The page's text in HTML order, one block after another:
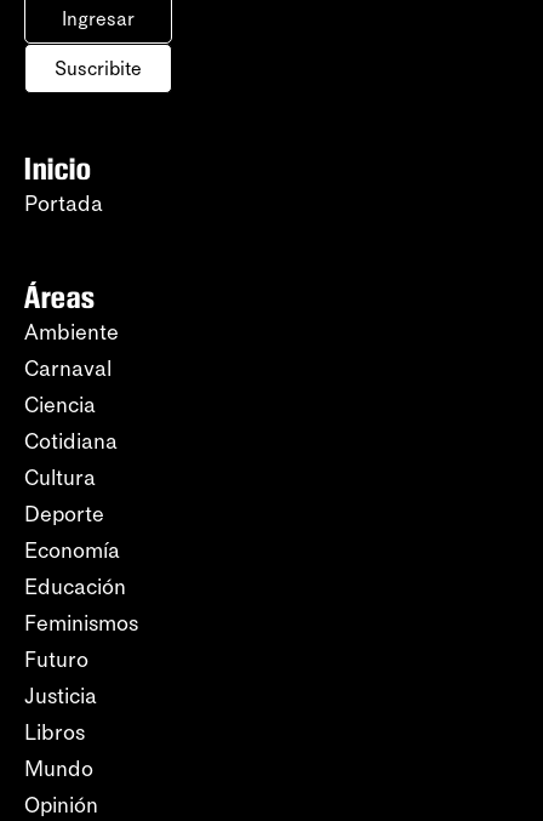
Ingresar
Suscribite
Inicio
Portada
Áreas
Ambiente
Carnaval
Ciencia
Cotidiana
Cultura
Deporte
Economía
Educación
Feminismos
Futuro
Justicia
Libros
Mundo
Opinión